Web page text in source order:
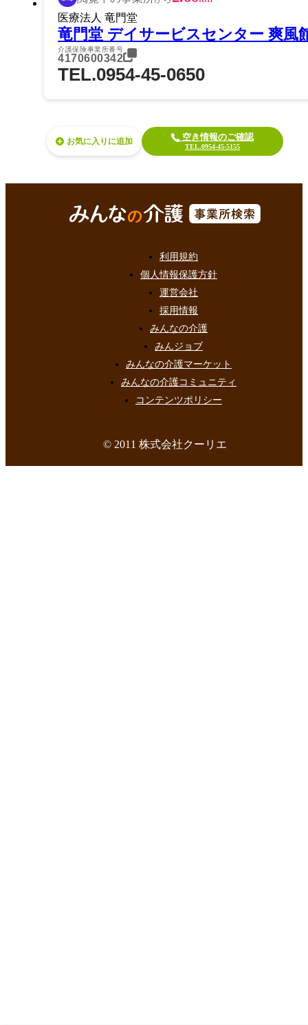
医療法人 竜門堂
竜門堂 デイサービスセンター 爽風
介護保険事業所番号
4170600342
TEL.0954-45-0650
お気に入り 空き情報のご確認
TEL.0954-45-5155
利用規約
個人情報保護方針
運営会社
採用情報
みんなの介護
みんジョブ
みんなの介護マーケット
みんなの介護コミュニティ
コンテンツポリシー
© 2011 株式会社クーリエ